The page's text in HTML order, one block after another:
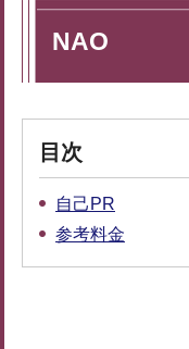
NAO
目次
自己PR
参考料金